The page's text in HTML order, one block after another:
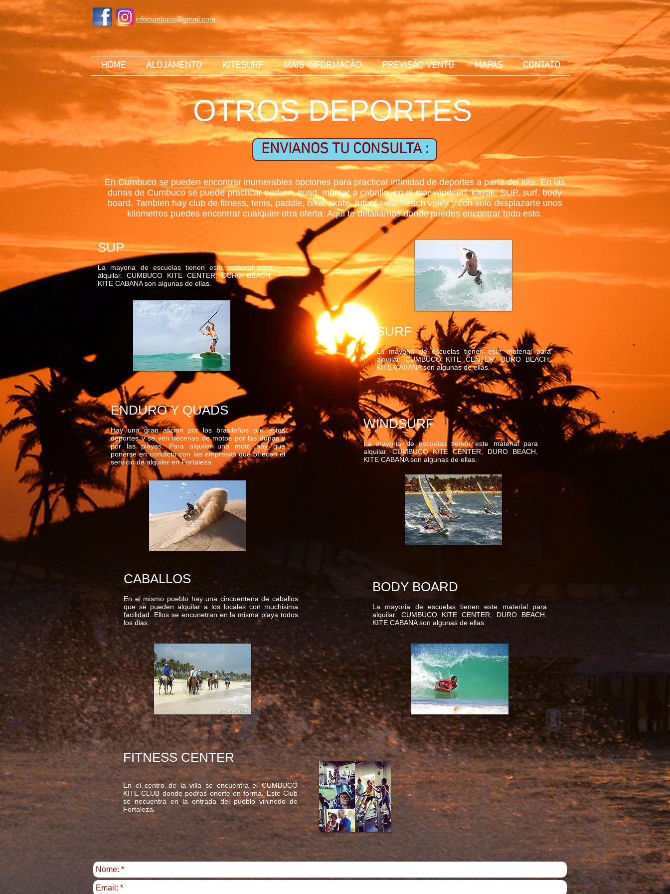
infocumbuco@gmail.com
HOME ALOJAMENTO KITESURF MAIS INFORMAÇÃO PREVISÃO VENTO MAPAS CONTATO
OTROS DEPORTES
ENVIANOS TU CONSULTA :
En Cumbuco se pueden encontrar inumerables opciones para practicar infinidad de deportes a parte del kite. En las
dunas de Cumbuco se puede practicar enduro, quad, montar a caballo, en el mar windsurf, kayak, SUP, surf, body
board. Tambien hay club de fitness, tenis, paddle, bike, skate, futbol sala, beach voley y con solo desplazarte unos
kilometros puedes encontrar cualquier otra oferta. Aqui te detallamos donde puedes encontrar todo esto.
SUP
La mayoria de escuelas tienen este material para
alquilar. CUMBUCO KITE CENTER, DURO BEACH,
KITE CABANA son algunas de ellas.
SURF
La mayoria de escuelas tienen este material para
alquilar. CUMBUCO KITE CENTER, DURO BEACH,
KITE CABANA son algunas de ellas.
ENDURO Y QUADS
Hay una gran aficion por los brasileños por estos
deportes y se ven decenas de motos por las dunas y
por las playas. Para alquilar una moto hay que
ponerse en contacto con las empresas que ofrecen el
servicio de alquiler en Fortaleza.
WINDSURF
La mayoria de escuelas tienen este material para
alquilar. CUMBUCO KITE CENTER, DURO BEACH,
KITE CABANA son algunas de ellas.
CABALLOS
En el mismo pueblo hay una cincuentena de caballos
que se pueden alquilar a los locales con muchisima
facilidad. Ellos se encunetran en la misma playa todos
los dias.
BODY BOARD
La mayoria de escuelas tienen este material para
alquilar. CUMBUCO KITE CENTER, DURO BEACH,
KITE CABANA son algunas de ellas.
FITNESS CENTER
En el centro de la villa se encuentra el CUMBUCO
KITE CLUB donde podras onerte en forma. Este Club
se necuentra en la entrada del pueblo vininedo de
Fortaleza.